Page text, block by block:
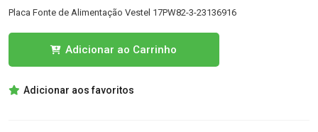
Placa Fonte de Alimentação Vestel 17PW82-3-23136916
3-
Adicionar ao Carrinho
Adicionar aos favoritos